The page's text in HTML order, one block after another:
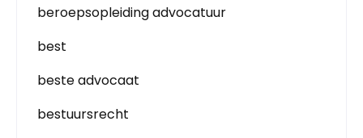
beroepsopleiding advocatuur
best
beste advocaat
bestuursrecht